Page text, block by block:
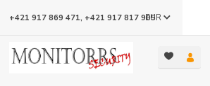
EUR
+421 917 869 471, +421 917 817 905